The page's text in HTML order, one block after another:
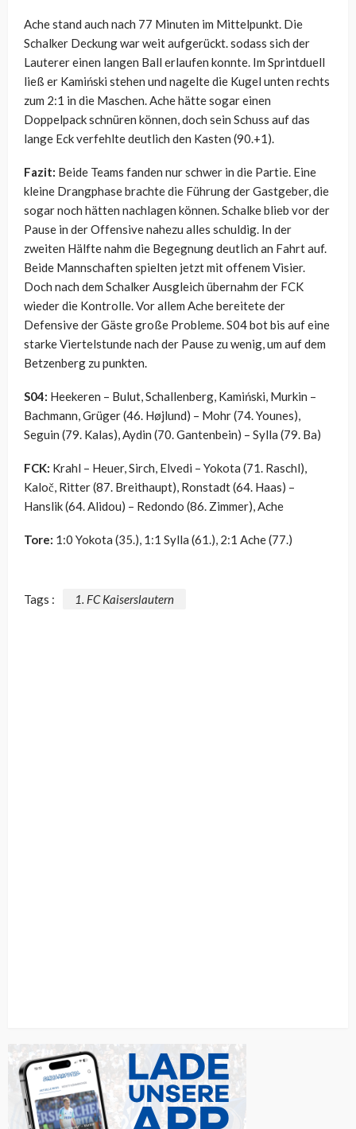
Ache stand auch nach 77 Minuten im Mittelpunkt. Die
Schalker Deckung war weit aufgerückt. sodass sich der
Lauterer einen langen Ball erlaufen konnte. Im Sprintduell
ließ er Kamiński stehen und nagelte die Kugel unten rechts
zum 2:1 in die Maschen. Ache hätte sogar einen
Doppelpack schnüren können, doch sein Schuss auf das
lange Eck verfehlte deutlich den Kasten (90.+1).
Fazit: Beide Teams fanden nur schwer in die Partie. Eine
kleine Drangphase brachte die Führung der Gastgeber, die
sogar noch hätten nachlagen können. Schalke blieb vor der
Pause in der Offensive nahezu alles schuldig. In der
zweiten Hälfte nahm die Begegnung deutlich an Fahrt auf.
Beide Mannschaften spielten jetzt mit offenem Visier.
Doch nach dem Schalker Ausgleich übernahm der FCK
wieder die Kontrolle. Vor allem Ache bereitete der
Defensive der Gäste große Probleme. S04 bot bis auf eine
starke Viertelstunde nach der Pause zu wenig, um auf dem
Betzenberg zu punkten.
S04: Heekeren – Bulut, Schallenberg, Kamiński, Murkin –
Bachmann, Grüger (46. Højlund) – Mohr (74. Younes),
Seguin (79. Kalas), Aydin (70. Gantenbein) – Sylla (79. Ba)
FCK: Krahl – Heuer, Sirch, Elvedi – Yokota (71. Raschl),
Kaloč, Ritter (87. Breithaupt), Ronstadt (64. Haas) –
Hanslik (64. Alidou) – Redondo (86. Zimmer), Ache
Tore: 1:0 Yokota (35.), 1:1 Sylla (61.), 2:1 Ache (77.)
Tags : 1. FC Kaiserslautern